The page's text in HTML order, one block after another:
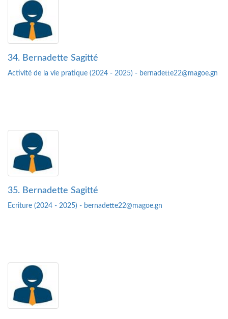
34. Bernadette Sagitté
Activité de la vie pratique (2024 - 2025) - bernadette22@magoe.gn
35. Bernadette Sagitté
Ecriture (2024 - 2025) - bernadette22@magoe.gn